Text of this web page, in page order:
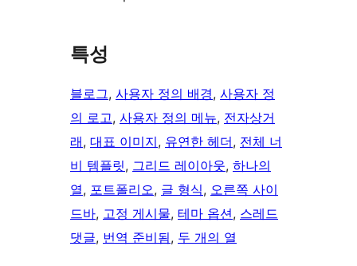
특성
블로그, 사용자 정의 배경, 사용자 정
의 로고, 사용자 정의 메뉴, 전자상거
래, 대표 이미지, 유연한 헤더, 전체 너
비 템플릿, 그리드 레이아웃, 하나의
열, 포트폴리오, 글 형식, 오른쪽 사이
드바, 고정 게시물, 테마 옵션, 스레드
댓글, 번역 준비됨, 두 개의 열